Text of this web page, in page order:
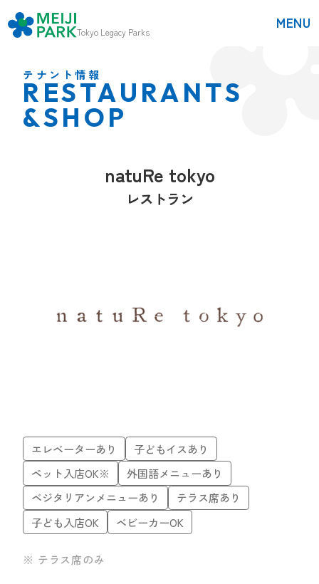
Tokyo Legacy Parks
MENU
テナント情報
RESTAURANTS
&SHOP
natuRe tokyo
レストラン
エレベーターあり
子どもイスあり
ペット入店OK※
外国語メニューあり
ベジタリアンメニューあり
テラス席あり
子ども入店OK
ベビーカーOK
※ テラス席のみ